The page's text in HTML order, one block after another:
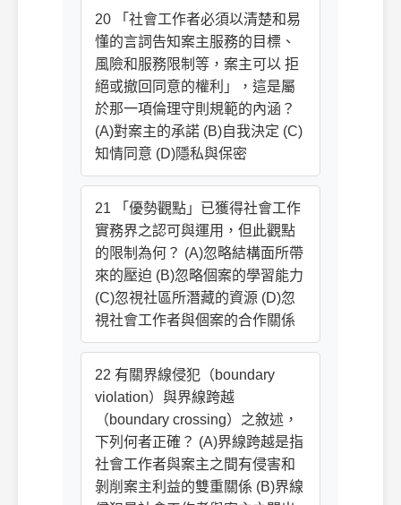
20 「社會工作者必須以清楚和易
懂的言詞告知案主服務的目標、
風險和服務限制等，案主可以 拒
絕或撤回同意的權利」，這是屬
於那一項倫理守則規範的內涵？
(A)對案主的承諾 (B)自我決定 (C)
知情同意 (D)隱私與保密
21 「優勢觀點」已獲得社會工作
實務界之認可與運用，但此觀點
的限制為何？ (A)忽略結構面所帶
來的壓迫 (B)忽略個案的學習能力
(C)忽視社區所潛藏的資源 (D)忽
視社會工作者與個案的合作關係
22 有關界線侵犯（boundary
violation）與界線跨越
（boundary crossing）之敘述，
下列何者正確？ (A)界線跨越是指
社會工作者與案主之間有侵害和
剝削案主利益的雙重關係 (B)界線